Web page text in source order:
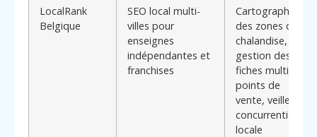
LocalRank
Belgique
SEO local multi-
villes pour
enseignes
indépendantes et
franchises
Cartographie
des zones de
chalandise,
gestion des
fiches multi-
points de
vente, veille
concurrentielle
locale